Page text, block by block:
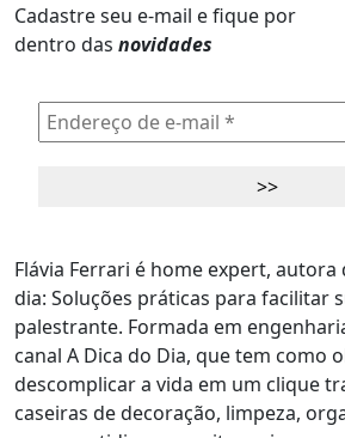
Cadastre seu e-mail e fique por
dentro das novidades
Flávia Ferrari é home expert, autora
dia: Soluções práticas para facilitar
palestrante. Formada em
canal A Dica do Dia, que tem como
descomplicar a vida em um clique
caseiras de decoração, limpeza,